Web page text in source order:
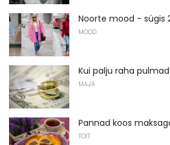
Noorte mood - sügis
MOOD
Kui palju raha
MAJA
Pannad koos
TOIT